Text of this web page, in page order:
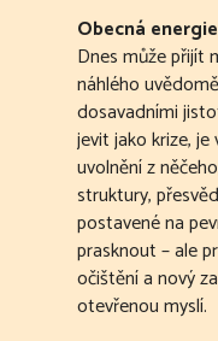
Obecná
Dnes může přijít
náhlého
dosavadními
jevit jako krize,
uvolnění z
struktury,
postavené na
prasknout – ale
očištění a nový
otevřenou myslí.